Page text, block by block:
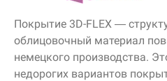
КОНТАКТЫ
ДОСТАВКА
Покрытие 3D-FLEX —
облицовочный материал
немецкого производства.
недорогих вариантов